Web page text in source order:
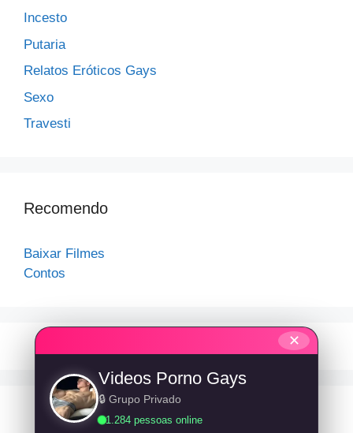
Incesto
Putaria
Relatos Eróticos Gays
Sexo
Travesti
Recomendo
Baixar Filmes
Contos
✕
Videos Porno Gays
🔒 Grupo Privado
1.284 pessoas online